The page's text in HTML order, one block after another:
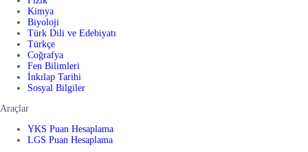
Kimya
Biyoloji
Türk Dili ve Edebiyatı
Türkçe
Coğrafya
Fen Bilimleri
İnkılap Tarihi
Sosyal Bilgiler
Araçlar
YKS Puan Hesaplama
LGS Puan Hesaplama